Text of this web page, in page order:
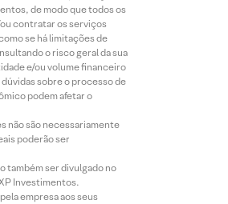
de modo que todos os
contratar os serviços
se há limitações de
o risco geral da sua
e/ou volume financeiro
sobre o processo de
podem afetar o
não são necessariamente
poderão ser
também ser divulgado no
Investimentos.
empresa aos seus